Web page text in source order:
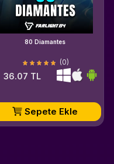
80 Diamantes
(0)
36.07 TL
Sepete Ekle